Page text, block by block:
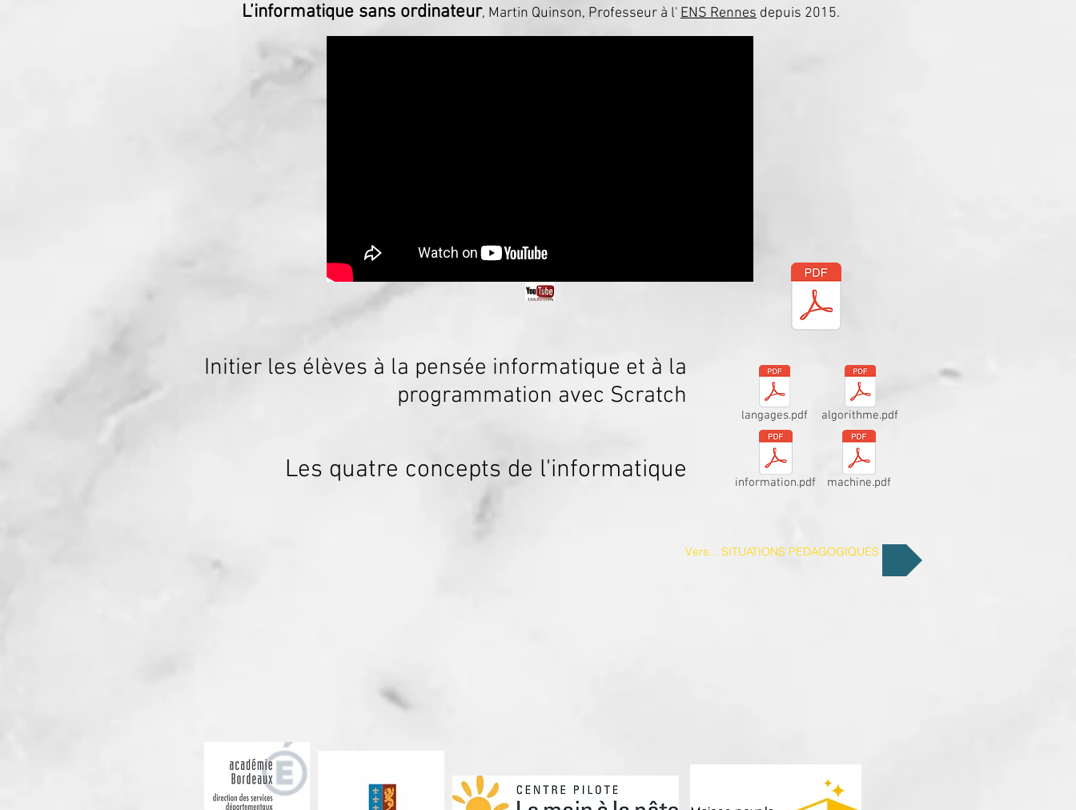
L’informatique sans ordinateur, Martin Quinson, Professeur à l' ENS Rennes depuis 2015.
Initier les élèves à la pensée informatique et à la
programmation avec Scratch
Les quatre concepts de l'informatique
langages.pdf
information.pdf
algorithme.pdf
machine.pdf
Vers... SITUATIONS PEDAGOGIQUES